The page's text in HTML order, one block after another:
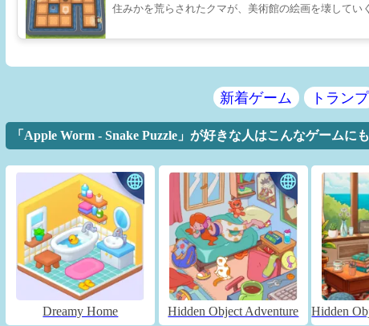
住みかを荒らされたクマが、美術館の絵画を壊してい
新着ゲーム トランプ
「Apple Worm - Snake Puzzle」が好きな人はこんなゲームに
Dreamy Home Hidden Object Adventure